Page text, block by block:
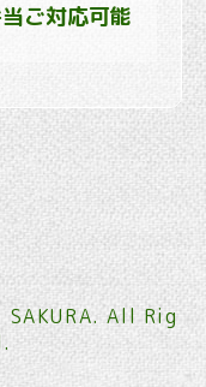
ご対応可能
. All Rig